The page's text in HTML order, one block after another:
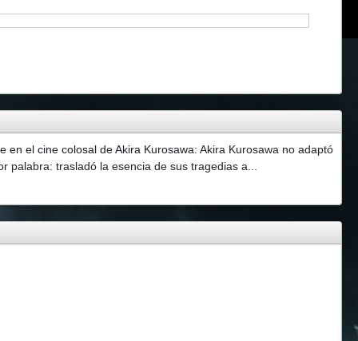
en el cine colosal de Akira Kurosawa: Akira Kurosawa no adaptó
palabra: trasladó la esencia de sus tragedias a...